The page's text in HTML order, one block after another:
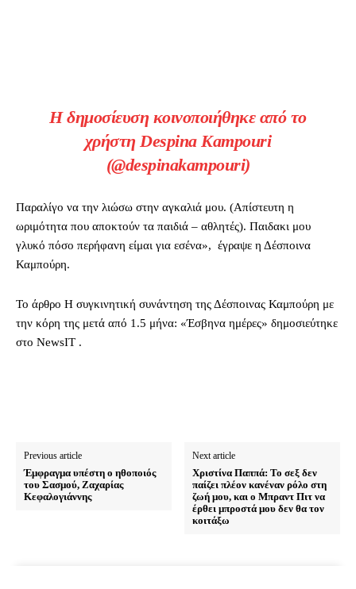
Η δημοσίευση κοινοποιήθηκε από το
χρήστη Despina Kampouri
(@despinakampouri)
Παραλίγο να την λιώσω στην αγκαλιά μου. (Απίστευτη η
ωριμότητα που αποκτούν τα παιδιά – αθλητές). Παιδακι μου
γλυκό πόσο περήφανη είμαι για εσένα», έγραψε η Δέσποινα
Καμπούρη.
To άρθρο Η συγκινητική συνάντηση της Δέσποινας Καμπούρη με
την κόρη της μετά από 1.5 μήνα: «Έσβηνα ημέρες» δημοσιεύτηκε
στο NewsIT .
Previous article
Έμφραγμα υπέστη ο ηθοποιός
του Σασμού, Ζαχαρίας
Κεφαλογιάννης
Next article
Χριστίνα Παππά: Το σεξ δεν
παίζει πλέον κανέναν ρόλο στη
ζωή μου, και ο Μπραντ Πιτ να
έρθει μπροστά μου δεν θα τον
κοιτάξω